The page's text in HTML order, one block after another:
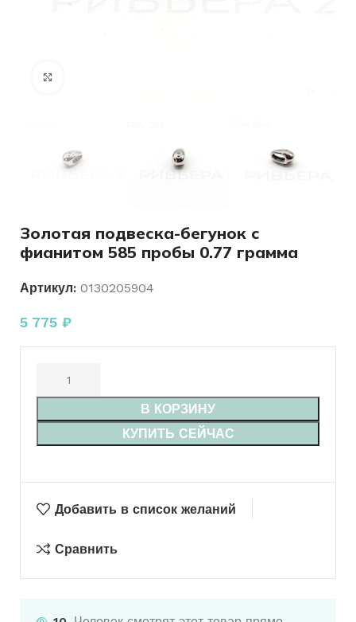
Золотая подвеска-бегунок с
фианитом 585 пробы 0.77 грамма
Артикул: 0130205904
5 775 ₽
В КОРЗИНУ
КУПИТЬ СЕЙЧАС
Добавить в список желаний
Сравнить